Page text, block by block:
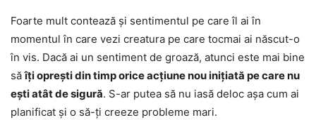
Foarte mult contează și sentimentul pe care îl ai în
momentul în care vezi creatura pe care tocmai ai născut-o
în vis. Dacă ai un sentiment de groază, atunci este mai bine
săîți oprești din timp orice acțiune nou inițiată pe care nu
ești atât de sigură. S-ar putea să nu iasă deloc așa cum ai
planificat și o să-ți creeze probleme mari.